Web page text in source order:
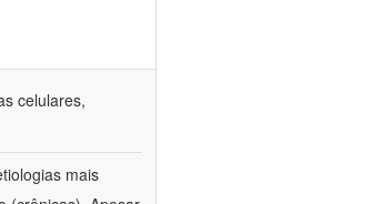
celulares,
mais